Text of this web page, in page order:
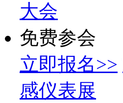
大会
免费参会
立即报名>>
感仪表展